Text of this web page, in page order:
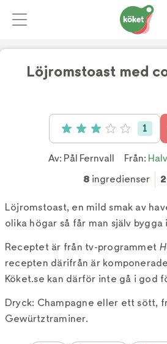
Löjromstoast med
Betyg: 3 av 5 (1 röster)
1
Av: Pål Fernvall Från:
8ingredienser
Löjromstoast, en mild smak av
olika högar så får man själv
Receptet är från tv-programmet
recepten därifrån är
Köket.se kan därför inte gå i god
Dryck: Champagne eller ett sött,
Gewürtztraminer.